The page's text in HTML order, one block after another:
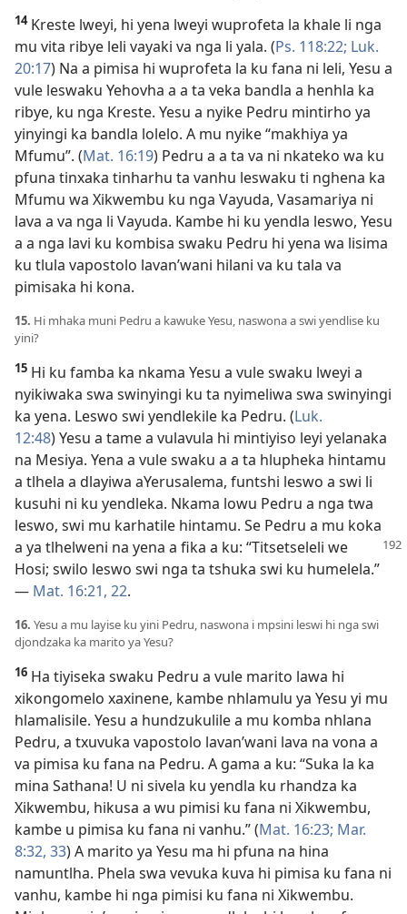
14Kreste lweyi, hi yena lweyi wuprofeta la khale li nga
mu vita ribye leli vayaki va nga li yala. (Ps. 118:22; Luk.
20:17) Na a pimisa hi wuprofeta la ku fana ni leli, Yesu a
vule leswaku Yehovha a a ta veka bandla a henhla ka
ribye, ku nga Kreste. Yesu a nyike Pedru mintirho ya
yinyingi ka bandla lolelo. A mu nyike “makhiya ya
Mfumu”. (Mat. 16:19) Pedru a a ta va ni nkateko wa ku
pfuna tinxaka tinharhu ta vanhu leswaku ti nghena ka
Mfumu wa Xikwembu ku nga Vayuda, Vasamariya ni
lava a va nga li Vayuda. Kambe hi ku yendla leswo, Yesu
a a nga lavi ku kombisa swaku Pedru hi yena wa lisima
ku tlula vapostolo lavan’wani hilani va ku tala va
pimisaka hi kona.
15. Hi mhaka muni Pedru a kawuke Yesu, naswona a swi yendlise ku
yini?
15 Hi ku famba ka nkama Yesu a vule swaku lweyi a
nyikiwaka swa swinyingi ku ta nyimeliwa swa swinyingi
ka yena. Leswo swi yendlekile ka Pedru. (Luk.
12:48) Yesu a tame a vulavula hi mintiyiso leyi yelanaka
na Mesiya. Yena a vule swaku a a ta hlupheka hintamu
a tlhela a dlayiwa aYerusalema, funtshi leswo a swi li
kusuhi ni ku yendleka. Nkama lowu Pedru a nga twa
leswo, swi mu karhatile hintamu. Se Pedru a mu koka
a ya tlhelweni na yena a fika a ku: “Titsetseleli we
Hosi; swilo leswo swi nga ta tshuka swi ku humelela.”
— Mat. 16:21, 22.
16. Yesu a mu layise ku yini Pedru, naswona i mpsini leswi hi nga swi
djondzaka ka marito ya Yesu?
16 Ha tiyiseka swaku Pedru a vule marito lawa hi
xikongomelo xaxinene, kambe nhlamulu ya Yesu yi mu
hlamalisile. Yesu a hundzukulile a mu komba nhlana
Pedru, a txuvuka vapostolo lavan’wani lava na vona a
va pimisa ku fana na Pedru. A gama a ku: “Suka la ka
mina Sathana! U ni sivela ku yendla ku rhandza ka
Xikwembu, hikusa a wu pimisi ku fana ni Xikwembu,
kambe u pimisa ku fana ni vanhu.” (Mat. 16:23; Mar.
8:32, 33) A marito ya Yesu ma hi pfuna na hina
namuntlha. Phela swa vevuka kuva hi pimisa ku fana ni
vanhu, kambe hi nga pimisi ku fana ni Xikwembu.